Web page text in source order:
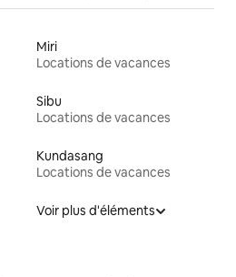
Miri
Locations de vacances
Sibu
Locations de vacances
Kundasang
Locations de vacances
Voir plus d'éléments